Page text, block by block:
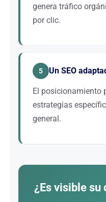
genera tráfico
por clic.
Crear un equipo SEO
especializada como
presupuesto. Los
allá de la campaña.
5 Un SEO
El posicionamiento
estrategias
general.
En Twaino, contamos
servicio que usted
¿Es visible su